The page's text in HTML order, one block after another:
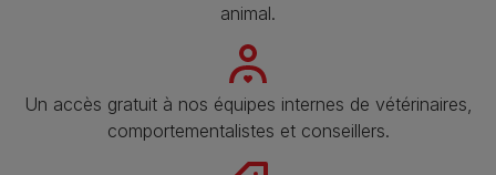
animal​.
Un accès gratuit à nos équipes internes de vétérinaires,
comportementalistes et conseillers.